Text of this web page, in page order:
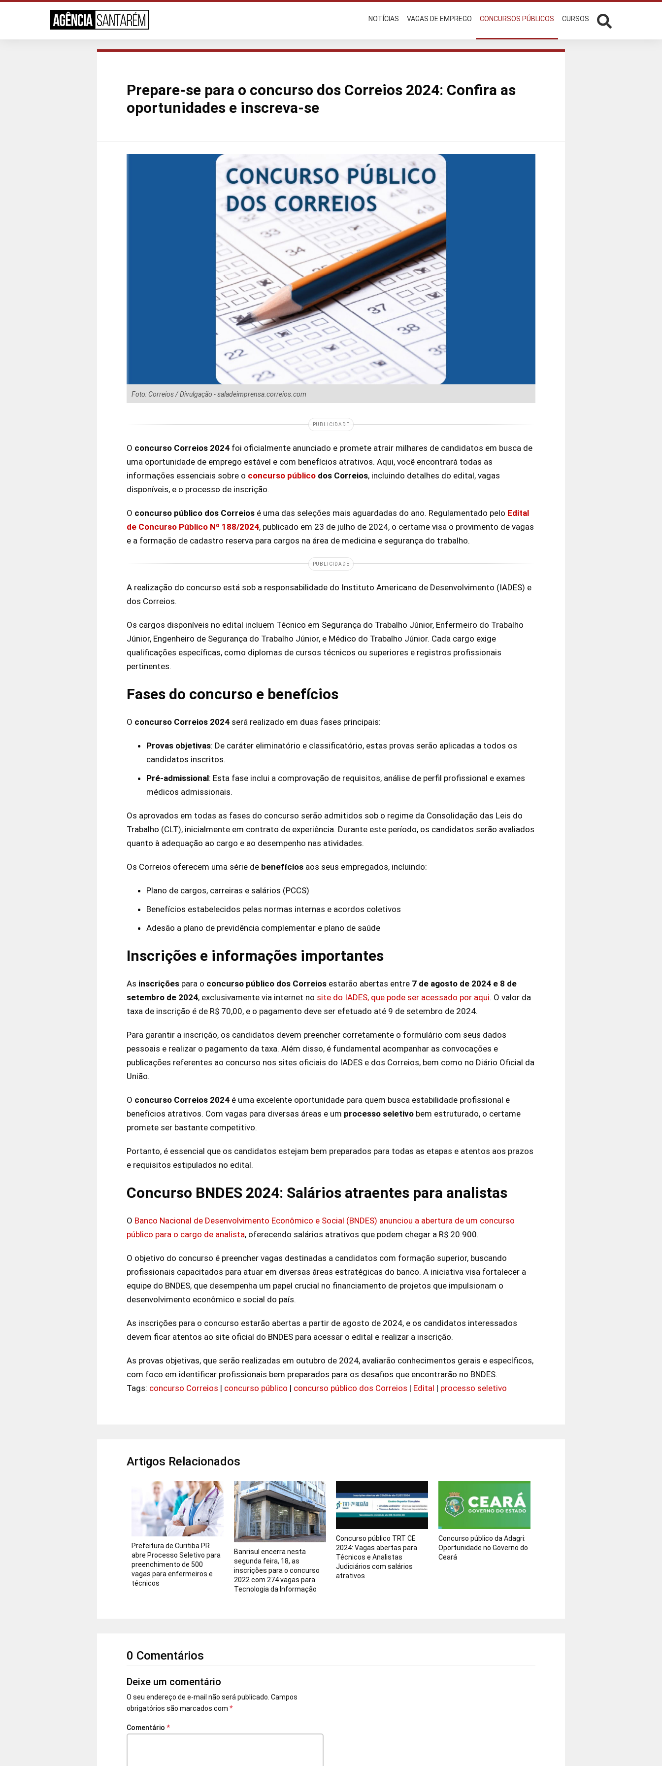
NOTÍCIAS VAGAS DE EMPREGO CONCURSOS PÚBLICOS CURSOS
Prepare-se para o concurso dos Correios 2024: Confira as
oportunidades e inscreva-se
Foto: Correios / Divulgação - saladeimprensa.correios.com
PUBLICIDADE
O concurso Correios 2024 foi oficialmente anunciado e promete atrair milhares de candidatos em busca de
uma oportunidade de emprego estável e com benefícios atrativos. Aqui, você encontrará todas as
informações essenciais sobre o concurso público dos Correios, incluindo detalhes do edital, vagas
disponíveis, e o processo de inscrição.
O concurso público dos Correios é uma das seleções mais aguardadas do ano. Regulamentado pelo Edital
de Concurso Público Nº 188/2024, publicado em 23 de julho de 2024, o certame visa o provimento de vagas
e a formação de cadastro reserva para cargos na área de medicina e segurança do trabalho.
PUBLICIDADE
A realização do concurso está sob a responsabilidade do Instituto Americano de Desenvolvimento (IADES) e
dos Correios.
Os cargos disponíveis no edital incluem Técnico em Segurança do Trabalho Júnior, Enfermeiro do Trabalho
Júnior, Engenheiro de Segurança do Trabalho Júnior, e Médico do Trabalho Júnior. Cada cargo exige
qualificações específicas, como diplomas de cursos técnicos ou superiores e registros profissionais
pertinentes.
Fases do concurso e benefícios
O concurso Correios 2024 será realizado em duas fases principais:
Provas objetivas: De caráter eliminatório e classificatório, estas provas serão aplicadas a todos os
candidatos inscritos.
Pré-admissional: Esta fase inclui a comprovação de requisitos, análise de perfil profissional e exames
médicos admissionais.
Os aprovados em todas as fases do concurso serão admitidos sob o regime da Consolidação das Leis do
Trabalho (CLT), inicialmente em contrato de experiência. Durante este período, os candidatos serão avaliados
quanto à adequação ao cargo e ao desempenho nas atividades.
Os Correios oferecem uma série de benefícios aos seus empregados, incluindo:
Plano de cargos, carreiras e salários (PCCS)
Benefícios estabelecidos pelas normas internas e acordos coletivos
Adesão a plano de previdência complementar e plano de saúde
Inscrições e informações importantes
As inscrições para o concurso público dos Correios estarão abertas entre 7 de agosto de 2024 e 8 de
setembro de 2024, exclusivamente via internet no site do IADES, que pode ser acessado por aqui. O valor da
taxa de inscrição é de R$ 70,00, e o pagamento deve ser efetuado até 9 de setembro de 2024.
Para garantir a inscrição, os candidatos devem preencher corretamente o formulário com seus dados
pessoais e realizar o pagamento da taxa. Além disso, é fundamental acompanhar as convocações e
publicações referentes ao concurso nos sites oficiais do IADES e dos Correios, bem como no Diário Oficial da
União.
O concurso Correios 2024 é uma excelente oportunidade para quem busca estabilidade profissional e
benefícios atrativos. Com vagas para diversas áreas e um processo seletivo bem estruturado, o certame
promete ser bastante competitivo.
Portanto, é essencial que os candidatos estejam bem preparados para todas as etapas e atentos aos prazos
e requisitos estipulados no edital.
Concurso BNDES 2024: Salários atraentes para analistas
O Banco Nacional de Desenvolvimento Econômico e Social (BNDES) anunciou a abertura de um concurso
público para o cargo de analista, oferecendo salários atrativos que podem chegar a R$ 20.900.
O objetivo do concurso é preencher vagas destinadas a candidatos com formação superior, buscando
profissionais capacitados para atuar em diversas áreas estratégicas do banco. A iniciativa visa fortalecer a
equipe do BNDES, que desempenha um papel crucial no financiamento de projetos que impulsionam o
desenvolvimento econômico e social do país.
As inscrições para o concurso estarão abertas a partir de agosto de 2024, e os candidatos interessados
devem ficar atentos ao site oficial do BNDES para acessar o edital e realizar a inscrição.
As provas objetivas, que serão realizadas em outubro de 2024, avaliarão conhecimentos gerais e específicos,
com foco em identificar profissionais bem preparados para os desafios que encontrarão no BNDES.
Tags: concurso Correios | concurso público | concurso público dos Correios | Edital | processo seletivo
Artigos Relacionados
Prefeitura de Curitiba PR
abre Processo Seletivo para
preenchimento de 500
vagas para enfermeiros e
técnicos
Banrisul encerra nesta
segunda feira, 18, as
inscrições para o concurso
2022 com 274 vagas para
Tecnologia da Informação
Concurso público TRT CE
2024: Vagas abertas para
Técnicos e Analistas
Judiciários com salários
atrativos
Concurso público da Adagri:
Oportunidade no Governo do
Ceará
0 Comentários
Deixe um comentário
O seu endereço de e-mail não será publicado. Campos
obrigatórios são marcados com *
Comentário *